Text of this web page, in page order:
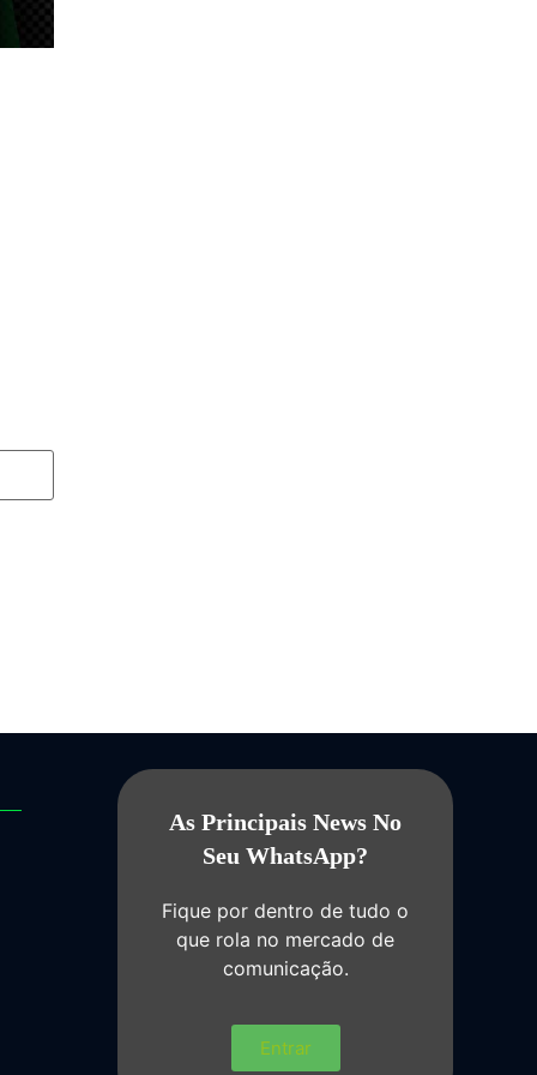
As Principais News No
Seu WhatsApp?
Fique por dentro de tudo o
que rola no mercado de
comunicação.
Entrar